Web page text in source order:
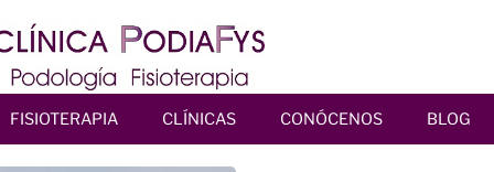
FISIOTERAPIA CLÍNICAS CONÓCENOS BLOG